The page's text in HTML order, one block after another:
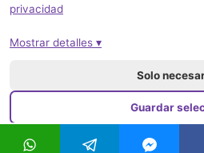
Créditos de las imágenes
Pie de imprenta
privacidad
Mostrar detalles ▾
Solo
Guardar
Aceptar